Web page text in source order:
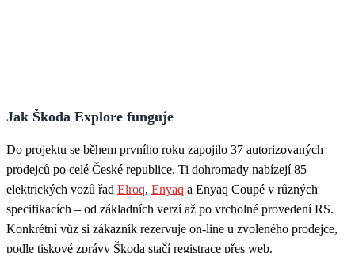
Jak Škoda Explore funguje
Do projektu se během prvního roku zapojilo 37 autorizovaných
prodejců po celé České republice. Ti dohromady nabízejí 85
elektrických vozů řad Elroq, Enyaq a Enyaq Coupé v různých
specifikacích – od základních verzí až po vrcholné provedení RS.
Konkrétní vůz si zákazník rezervuje on-line u zvoleného prodejce,
podle tiskové zprávy Škoda stačí registrace přes web.